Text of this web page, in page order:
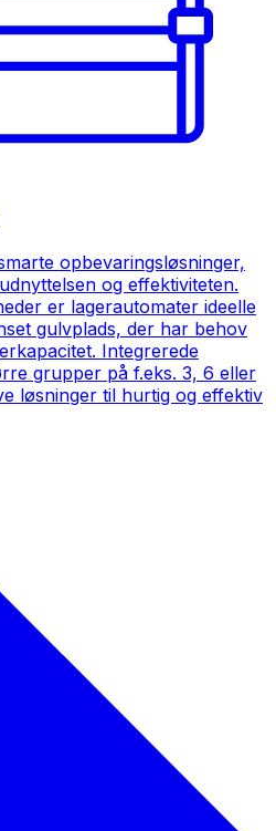
opbevaringsløsninger,
og effektiviteten.
er lagerautomater ideelle
gulvplads, der har behov
Integrerede
grupper på f.eks. 3, 6 eller
løsninger til hurtig og effektiv